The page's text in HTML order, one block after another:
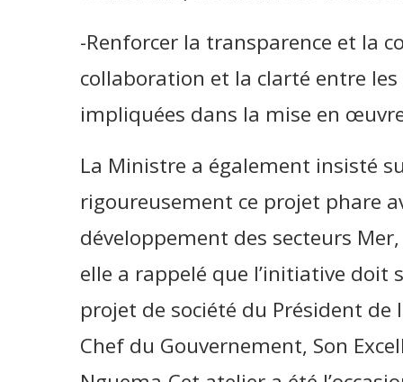
-Renforcer la transparence et la
collaboration et la clarté entre
impliquées dans la mise en
La Ministre a également insisté
rigoureusement ce projet phare
développement des secteurs
elle a rappelé que l’initiative doit
projet de société du Président de
Chef du Gouvernement, Son